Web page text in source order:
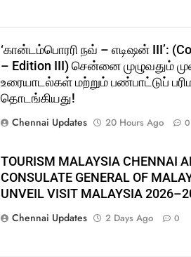
‘கான்டம்பொரரி நவ் – எடிஷன் III’:
– Edition III) சென்னை முழுவதும்
உரையாடல்கள் மற்றும் பண்பாட்டுப்
தொடங்கியது!
Chennai Updates
20 Hours Ago 0
TOURISM MALAYSIA CHENNAI
CONSULATE GENERAL OF
UNVEIL VISIT MALAYSIA
Chennai Updates
2 Days Ago 0